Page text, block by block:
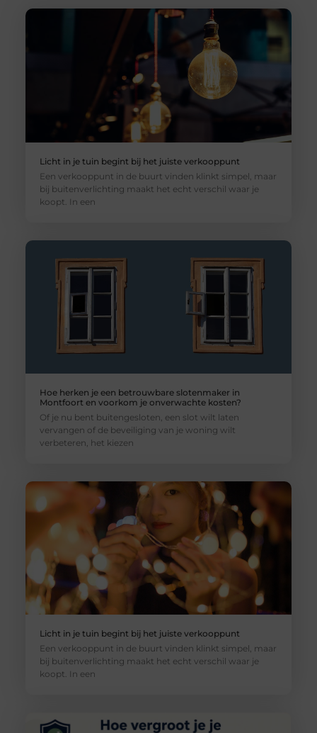
Licht in je tuin begint bij het juiste verkooppunt
Een verkooppunt in de buurt vinden klinkt simpel, maar
bij buitenverlichting maakt het echt verschil waar je
koopt. In een
Hoe herken je een betrouwbare slotenmaker in
Montfoort en voorkom je onverwachte kosten?
Of je nu bent buitengesloten, een slot wilt laten
vervangen of de beveiliging van je woning wilt
verbeteren, het kiezen
Licht in je tuin begint bij het juiste verkooppunt
Een verkooppunt in de buurt vinden klinkt simpel, maar
bij buitenverlichting maakt het echt verschil waar je
koopt. In een